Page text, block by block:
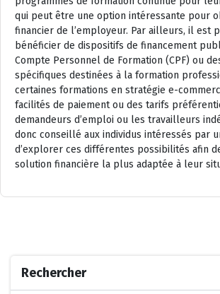
qui peut être une option intéressante pour
financier de l’employeur. Par ailleurs, il est
bénéficier de dispositifs de financement
Compte Personnel de Formation (CPF) ou
spécifiques destinées à la formation
certaines formations en stratégie e-
facilités de paiement ou des tarifs
demandeurs d’emploi ou les travailleurs
donc conseillé aux individus intéressés par
d’explorer ces différentes possibilités afin
solution financière la plus adaptée à leur
Rechercher